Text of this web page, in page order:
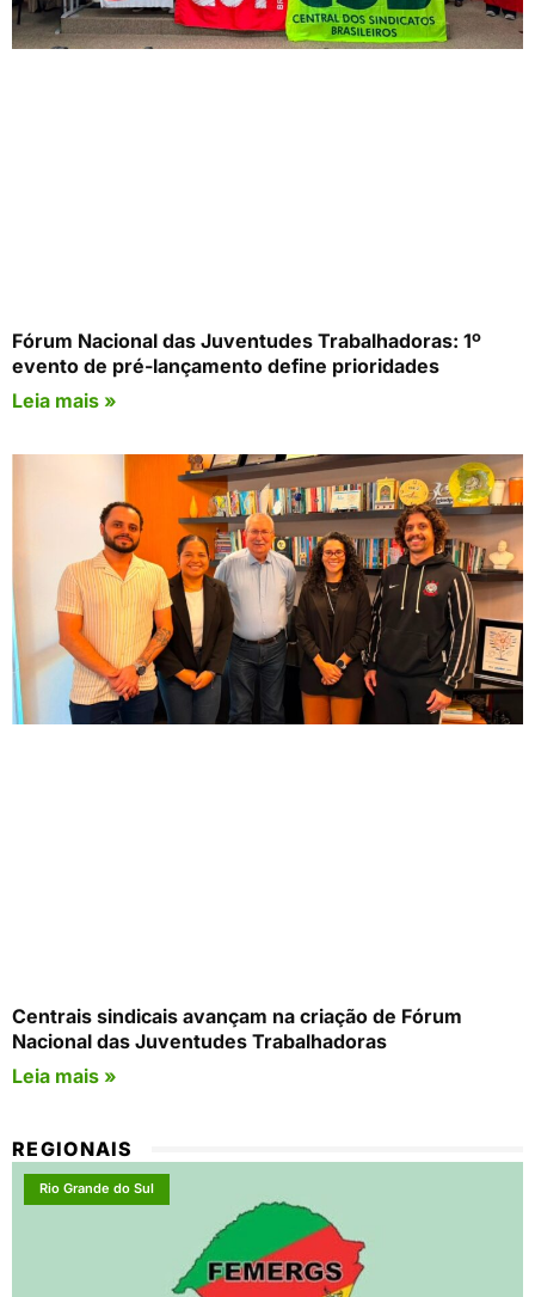
Fórum Nacional das Juventudes Trabalhadoras: 1º
evento de pré-lançamento define prioridades
Leia mais »
Centrais sindicais avançam na criação de Fórum
Nacional das Juventudes Trabalhadoras
Leia mais »
REGIONAIS
Rio Grande do Sul